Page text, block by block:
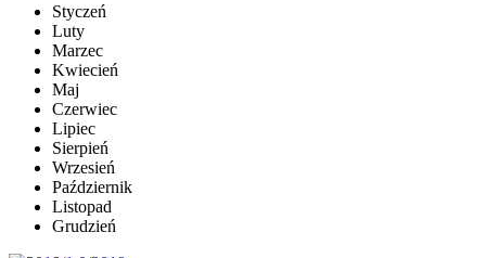
Styczeń
Luty
Marzec
Kwiecień
Maj
Czerwiec
Lipiec
Sierpień
Wrzesień
Październik
Listopad
Grudzień